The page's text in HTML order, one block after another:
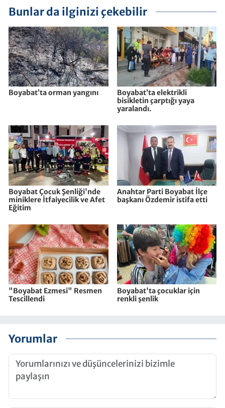
Bunlar da ilginizi çekebilir
Boyabat’ta orman yangını
Boyabat’ta elektrikli
bisikletin çarptığı yaya
yaralandı.
Boyabat Çocuk Şenliği'nde
miniklere İtfaiyecilik ve Afet
Eğitim
Anahtar Parti Boyabat İlçe
başkanı Özdemir istifa etti
"Boyabat Ezmesi" Resmen
Tescillendi
Boyabat'ta çocuklar için
renkli şenlik
Yorumlar